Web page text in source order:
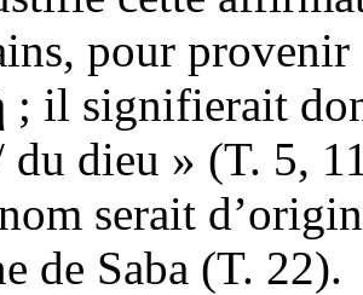
pour provenir
; il signifierait
du dieu » (T. 5,
serait
de Saba (T. 22).